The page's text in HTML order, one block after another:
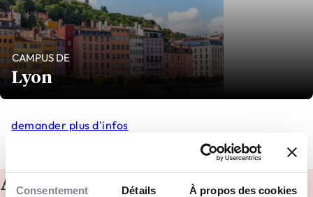
Consentement Détails À propos des cookies
CAMPUS DE
Lyon
demander plus d'infos
Admissions